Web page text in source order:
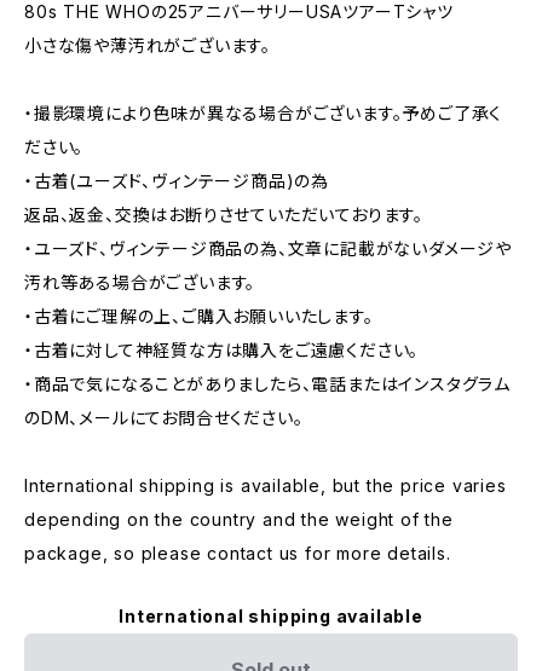
80s THE WHOの25アニバーサリーUSAツアーTシャツ
小さな傷や薄汚れがございます。
・撮影環境により色味が異なる場合がございます。予めご了承く
ださい。
・古着(ユーズド、ヴィンテージ商品)の為
返品、返金、交換はお断りさせていただいております。
・ユーズド、ヴィンテージ商品の為、文章に記載がないダメージや
汚れ等ある場合がございます。
・古着にご理解の上、ご購入お願いいたします。
・古着に対して神経質な方は購入をご遠慮ください。
・商品で気になることがありましたら、電話またはインスタグラム
のDM、メールにてお問合せください。
International shipping is available, but the price varies
depending on the country and the weight of the
package, so please contact us for more details.
International shipping available